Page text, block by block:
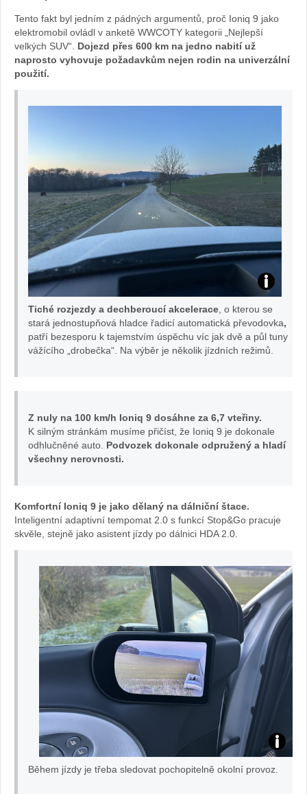
Tento fakt byl jedním z pádných argumentů, proč Ioniq 9 jako
elektromobil ovládl v anketě WWCOTY kategorii „Nejlepší
velkých SUV“. Dojezd přes 600 km na jedno nabití už
naprosto vyhovuje požadavkům nejen rodin na univerzální
použití.
Tiché rozjezdy a dechberoucí akcelerace , o kterou se
stará jednostupňová hladce řadicí automatická převodovka,
patří bezesporu k tajemstvím úspěchu víc jak dvě a půl tuny
vážícího „drobečka“. Na výběr je několik jízdních režimů.
Z nuly na 100 km/h Ioniq 9 dosáhne za 6,7 vteřiny.
K silným stránkám musíme přičíst, že Ioniq 9 je dokonale
odhlučněné auto. Podvozek dokonale odpružený a hladí
všechny nerovnosti.
Komfortní Ioniq 9 je jako dělaný na dálniční štace.
Inteligentní adaptivní tempomat 2.0 s funkcí Stop&Go pracuje
skvěle, stejně jako asistent jízdy po dálnici HDA 2.0.
Te
Během jízdy je třeba sledovat pochopitelně okolní provoz.